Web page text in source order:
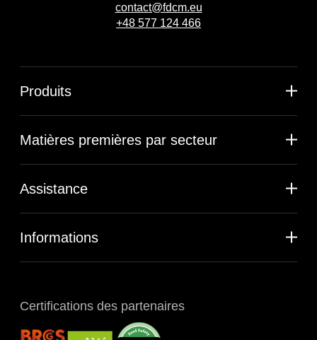
contact@fdcm.eu
+48 577 124 466
Produits
Matières premières par secteur
Assistance
Informations
Certifications des partenaires